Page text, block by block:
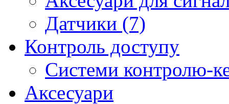
Датчики (7)
Контроль доступу
Системи контролю-
Аксесуари